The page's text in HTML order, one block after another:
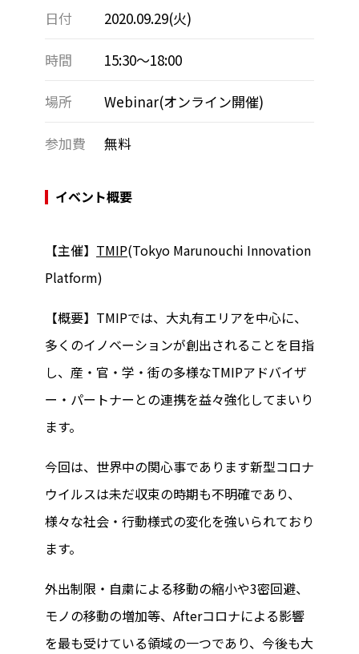
日付 2020.09.29(火)
時間 15:30～18:00
場所 Webinar(オンライン開催)
参加費 無料
イベント概要
【主催】 TMIP(Tokyo Marunouchi Innovation
Platform)
【概要】TMIPでは、大丸有エリアを中心に、
多くのイノベーションが創出されることを目指
し、産・官・学・街の多様なTMIPアドバイザ
ー・パートナーとの連携を益々強化してまいり
ます。
今回は、世界中の関心事であります新型コロナ
ウイルスは未だ収束の時期も不明確であり、
様々な社会・行動様式の変化を強いられており
ます。
外出制限・自粛による移動の縮小や3密回避、
モノの移動の増加等、Afterコロナによる影響
を最も受けている領域の一つであり、今後も大